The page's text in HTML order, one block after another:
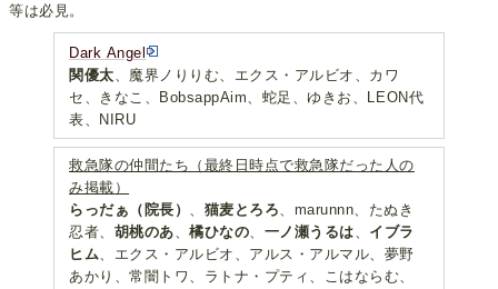
等は必見。
Dark Angel
関優太 、魔界ノりりむ、エクス・アルビオ、カワ
セ、きなこ、BobsappAim、蛇足、ゆきお、LEON代
表、NIRU
救急隊の仲間たち（最終日時点で救急隊だった人の
み掲載）
らっだぁ（院長） 、 猫麦とろろ、marunnn、たぬき
忍者、 胡桃のあ、橘ひなの、 一ノ瀬うるは、 イブラ
ヒム、エクス・アルビオ、アルス・アルマル、夢野
あかり、常闇トワ、ラトナ・プティ、こはならむ、